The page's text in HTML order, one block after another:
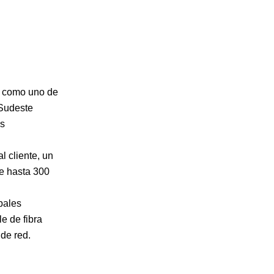
uno de
cliente, un
hasta 300
de fibra
red.